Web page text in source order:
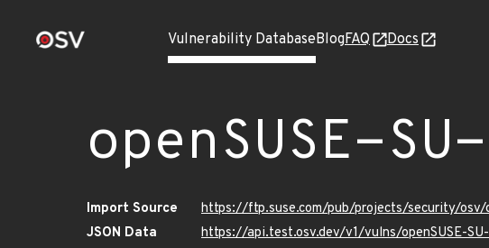
Vulnerability DatabaseBlogFAQ Docs
openSUSE-
Import Source
https://ftp.suse.com/pub/projects/security/osv/
JSON Data
https://api.test.osv.dev/v1/vulns/openSUSE-